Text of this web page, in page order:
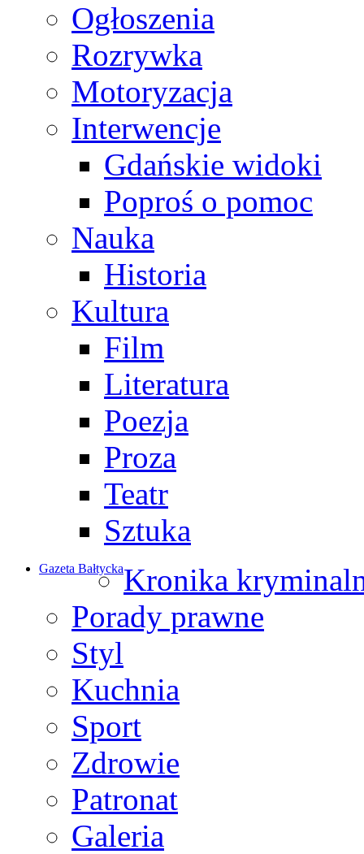
Ogłoszenia
Rozrywka
Motoryzacja
Interwencje
Gdańskie widoki
Poproś o pomoc
Nauka
Historia
Kultura
Film
Literatura
Poezja
Proza
Teatr
Sztuka
Gazeta BałtyckaKronika
Porady prawne
Styl
Kuchnia
Sport
Zdrowie
Patronat
Galeria